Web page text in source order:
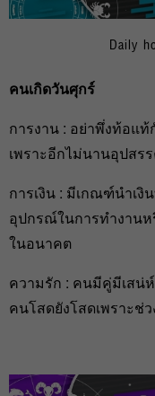
Daily
คนเกิดวันศุกร์
การงาน : อย่าพึ่งท้อแ
เพราะอีกไม่นานอุปสร
การเงิน : มีเกณฑ์นำเ
อุปกรณ์ในการทำงานห
ในอนาคต
ความรัก : คนมีคู่มีเสน่
คนโสดยังโสดเพราะช่